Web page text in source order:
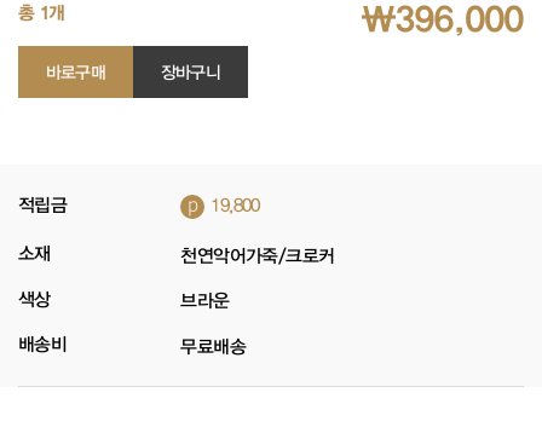
총 1개 ₩396,000
바로구매 장바구니
적립금 p 19,800
소재 천연악어가죽/크로커
색상 브라운
배송비 무료배송